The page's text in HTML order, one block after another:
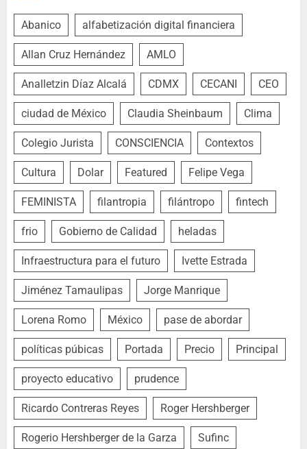
Abanico alfabetización digital financiera
Allan Cruz Hernández AMLO
Analletzin Díaz Alcalá CDMX CECANI CEO
ciudad de México Claudia Sheinbaum Clima
Colegio Jurista CONSCIENCIA Contextos
Cultura Dolar Featured Felipe Vega
FEMINISTA filantropia filántropo fintech
frio Gobierno de Calidad heladas
Infraestructura para el futuro Ivette Estrada
Jiménez Tamaulipas Jorge Manrique
Lorena Romo México pase de abordar
políticas púbicas Portada Precio Principal
proyecto educativo prudence
Ricardo Contreras Reyes Roger Hershberger
Rogerio Hershberger de la Garza Sufinc